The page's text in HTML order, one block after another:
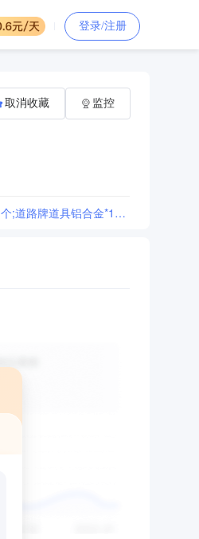
登录/注册
[饶河县文化馆刀扁材质:不锈钢;尺寸:230cm*30cm*1个;方牌材质:不锈钢;尺寸:60cm*40cm*1个;“由此上楼”指示牌彩印雪芙板*1个;道路牌道具铝合金*10个;图板彩印KT板60结果公告]
取消收藏 监控